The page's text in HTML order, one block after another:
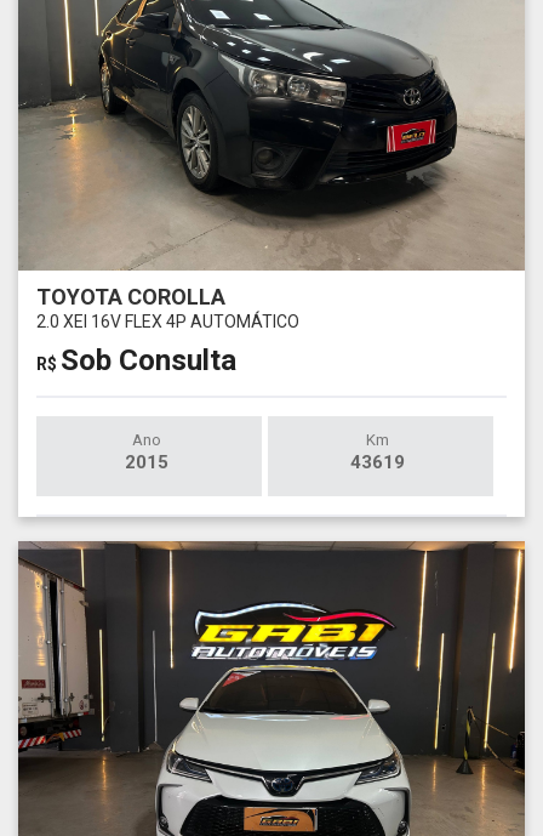
TOYOTA COROLLA
2.0 XEI 16V FLEX 4P AUTOMÁTICO
R$ Sob Consulta
Ano
2015
Km
43619